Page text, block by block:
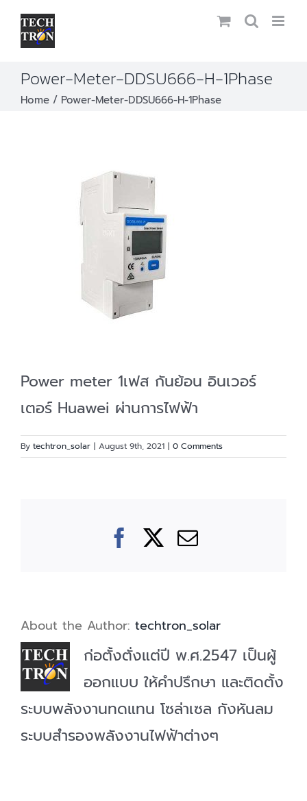
Skip
Power-Meter-DDSU666-H-1Phase
Home Power-Meter-DDSU666-H-1Phase
Power meter 1เฟส กันย้อน อินเวอร์
เตอร์ Huawei ผ่านการไฟฟ้า
By techtron_solar | August 9th, 2021 | 0 Comments
Facebook
X Email
About the Author: techtron_solar
ก่อตั้งตั่งแต่ปี พ.ศ.2547 เป็นผู้
ออกแบบ ให้คำปรึกษา และติดตั้ง
ระบบพลังงานทดแทน โซล่าเซล กังหันลม
ระบบสำรองพลังงานไฟฟ้าต่างๆ